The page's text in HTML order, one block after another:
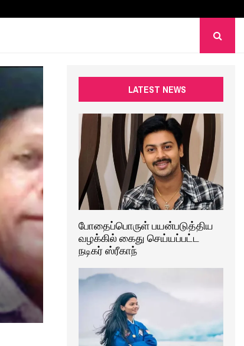
திருமாவளவன் பரபரப்பு பேச்சு:
இந்து மதம் என்ற ஒன்றே இல்லை
LATEST NEWS
போதைப்பொருள் பயன்படுத்திய
வழக்கில் கைது செய்யப்பட்ட
நடிகர் ஸ்ரீகாந்